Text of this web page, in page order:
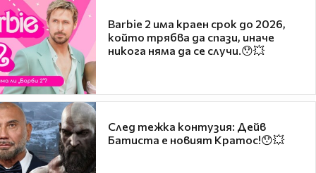
Barbie 2 има краен срок до 2026,
който трябва да спази, иначе
никога няма да се случи.😯💥
След тежка контузия: Дейв
Батиста е новият Кратос!😯💥